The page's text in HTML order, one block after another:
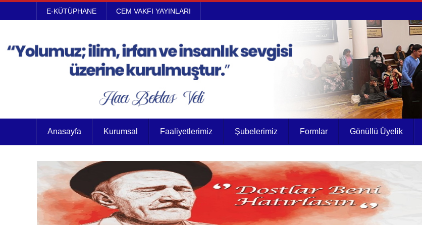
E-KÜTÜPHANE CEM VAKFI YAYINLARI
Anasayfa Kurumsal Faaliyetlerimiz Şubelerimiz Formlar Gönüllü Üyelik